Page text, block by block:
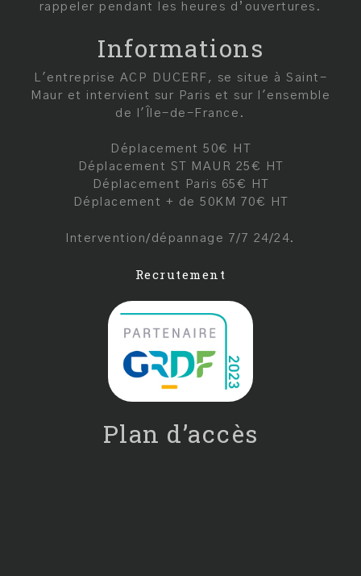
rappeler pendant les heures d’ouvertures.
Informations
L'entreprise ACP DUCERF, se situe à Saint-
Maur et intervient sur Paris et sur l'ensemble
de l'Île-de-France.
Déplacement 50€ HT
Déplacement ST MAUR 25€ HT
Déplacement Paris 65€ HT
Déplacement + de 50KM 70€ HT
Intervention/dépannage 7/7 24/24.
Recrutement
Plan d’accès